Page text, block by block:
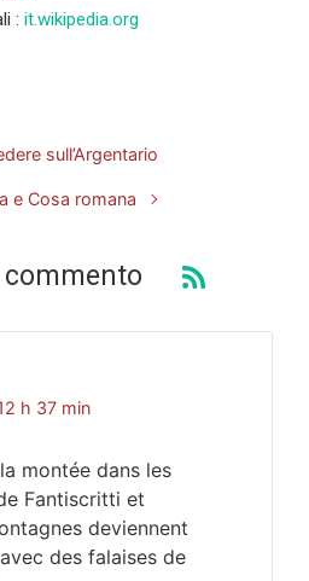
: it.wikipedia.org
sull’Argentario
e Cosa romana
h 37 min
montée dans les
Fantiscritti et
deviennent
des falaises de